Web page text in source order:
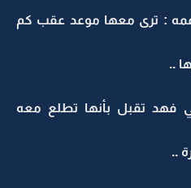
: ترى معها موعد عقب كم
..
فهد تقبل بأنها تطلع معه
..